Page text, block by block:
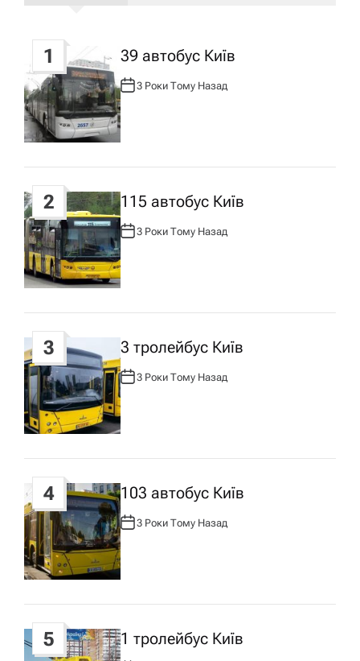
г
а
ц
і
я
з
а
п
и
с
у
1 39 автобус Київ
А
В
Т
О
Р
:
3 Роки Тому Назад
2 115 автобус Київ
А
Т
О
Р
:
3 Роки Тому Назад
3 3 тролейбус Київ
А
В
Т
О
Р
:
3 Роки Тому Назад
4 103 автобус Київ
А
В
Т
О
Р
:
3 Роки Тому Назад
5 1 тролейбус Київ